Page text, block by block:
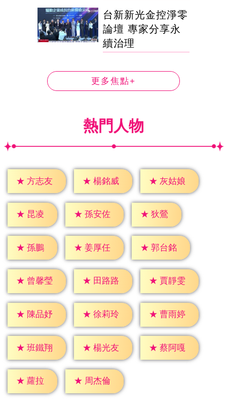
台新新光金控淨零
論壇 專家分享永
續治理
更多焦點+
熱門人物
★ 方志友 ★ 楊銘威 ★ 灰姑娘
★ 昆凌 ★ 孫安佐 ★ 狄鶯
★ 孫鵬 ★ 姜厚任 ★ 郭台銘
★ 曾馨瑩 ★ 田路路 ★ 賈靜雯
★ 陳品妤 ★ 徐莉玲 ★ 曹雨婷
★ 班鐵翔 ★ 楊光友 ★ 蔡阿嘎
★ 蘿拉 ★ 周杰倫